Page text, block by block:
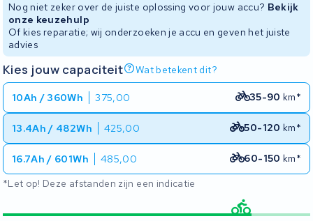
Nog niet zeker over de juiste oplossing voor jouw accu? Bekijk
onze keuzehulp
Of kies reparatie; wij onderzoeken je accu en geven het juiste
advies
Kies jouw capaciteit Wat betekent dit?
10Ah / 360Wh 375,00 35-90 km*
13.4Ah / 482Wh 425,00 50-120 km*
16.7Ah / 601Wh 485,00 60-150 km*
*Let op! Deze afstanden zijn een indicatie